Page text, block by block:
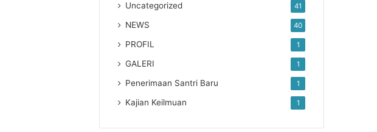
Uncategorized 41
NEWS 40
PROFIL 1
GALERI 1
Penerimaan Santri Baru 1
Kajian Keilmuan 1